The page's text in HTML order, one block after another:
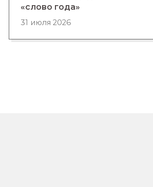
«слово года»
31 июля 2026